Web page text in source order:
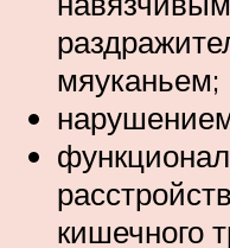
мяуканьем;
кишечного